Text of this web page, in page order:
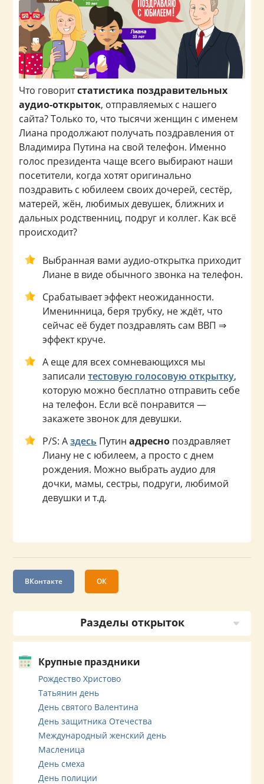
Что говоритстатистика поздравительных
аудио-открыток, отправляемых с нашего
сайта? Только то, что тысячи женщин с именем
Лиана продолжают получать поздравления от
Владимира Путина на свой телефон. Именно
голос президента чаще всего выбирают наши
посетители, когда хотят оригинально
поздравить с юбилеем своих дочерей, сестёр,
матерей, жён, любимых девушек, ближних и
дальных родственниц, подруг и коллег. Как всё
происходит?
Выбранная вами аудио-открытка приходит
Лиане в виде обычного звонка на телефон.
Срабатывает эффект неожиданности.
Именинница, беря трубку, не ждёт, что
сейчас её будет поздравлять сам ВВП ⇒
эффект круче.
А еще для всех сомневающихся мы
записалитестовую голосовую открытку,
которую можно бесплатно отправить себе
на телефон. Если всё понравится —
закажете звонок для девушки.
P/S: Аздесь Путинадресно поздравляет
Лиану не с юбилеем, а просто с днем
рождения. Можно выбрать аудио для
дочки, мамы, сестры, подруги, любимой
девушки и т.д.
ВКонтакте ОК
Разделы открыток
Крупные праздники
Рождество Христово
Татьянин день
День святого Валентина
День защитника Отечества
Международный женский день
Масленица
День смеха
День полиции